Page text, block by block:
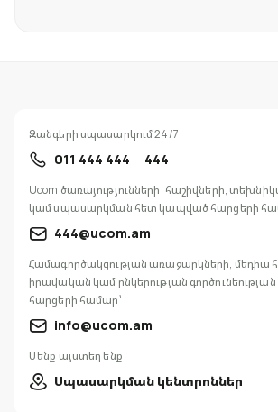
Զանգերի սպասարկում 24/7
011 444 444 444
Ucom ծառայությունների, հաշիվների,
կամ սպասարկման հետ կապված հարցերի
444@ucom.am
Համագործակցության առաջարկների, մեդիա
իրավական կամ ընկերության գործունեության
հարցերի համար՝
info@ucom.am
Մենք այստեղ ենք
Սպասարկման կենտրոններ